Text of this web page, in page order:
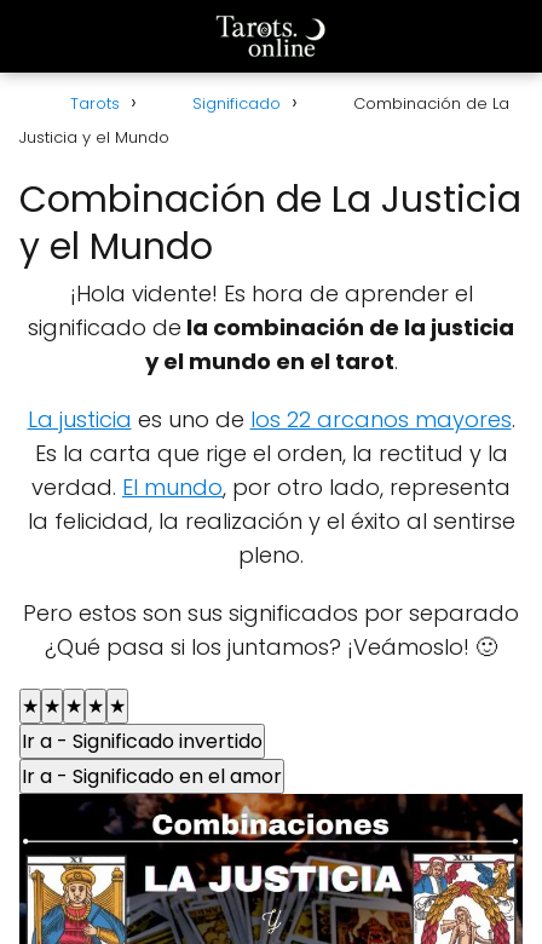
Tarots Significado
Combinación de La
Justicia y el Mundo
Combinación de La Justicia
y el Mundo
¡Hola vidente! Es hora de aprender el
significado de la combinación de la justicia
y el mundo en el tarot.
La justicia es uno de los 22 arcanos mayores.
Es la carta que rige el orden, la rectitud y la
verdad. El mundo, por otro lado, representa
la felicidad, la realización y el éxito al sentirse
pleno.
Pero estos son sus significados por separado
¿Qué pasa si los juntamos? ¡Veámoslo! 🙂
★ ★ ★ ★ ★
Ir a - Significado invertido
Ir a - Significado en el amor